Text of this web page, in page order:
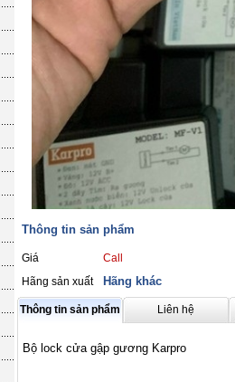
Thông tin sản phẩm
Giá
Call
Hãng sản xuất
Hãng khác
Thông tin sản phẩm Liên hệ
Bộ lock cửa gập gương Karpro